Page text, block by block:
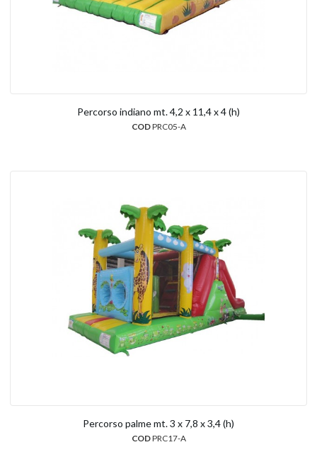
Percorso indiano mt. 4,2 x 11,4 x 4 (h)
CODPRC05-A
Percorso palme mt. 3 x 7,8 x 3,4 (h)
CODPRC17-A